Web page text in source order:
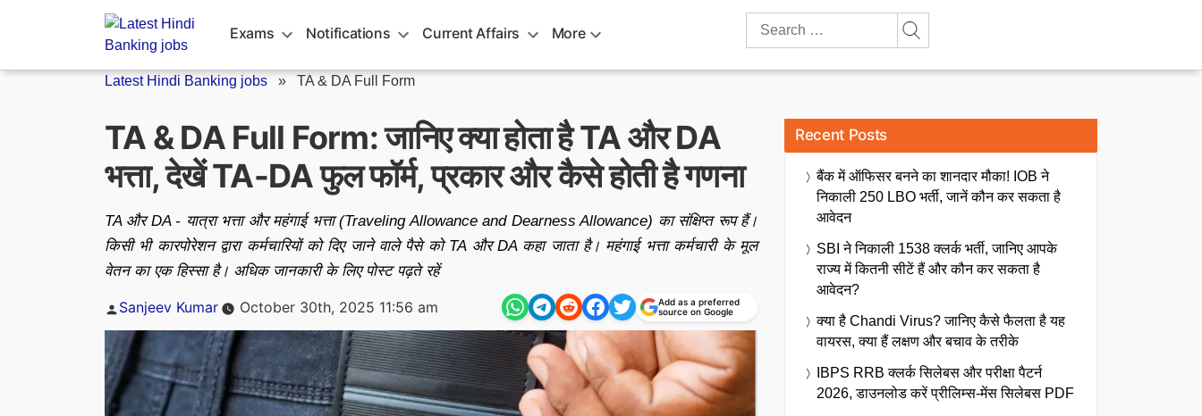
Exams Notifications Current Affairs More
Search
Latest Hindi Banking jobs » TA & DA Full Form
TA & DA Full Form: जानिए क्या होता है TA और DA
भत्ता, देखें TA-DA फुल फॉर्म, प्रकार और कैसे होती है गणना
TA और DA - यात्रा भत्ता और महंगाई भत्ता (Traveling Allowance and Dearness Allowance) का संक्षिप्त रूप हैं।
किसी भी कारपोरेशन द्वारा कर्मचारियों को दिए जाने वाले पैसे को TA और DA कहा जाता है। महंगाई भत्ता कर्मचारी के मूल
वेतन का एक हिस्सा है। अधिक जानकारी के लिए पोस्ट पढ़ते रहें
Posted
Sanjeev Kumar October 30th, 2025 11:56 am
Add as a preferred
source on Google
Recent Posts
बैंक में ऑफिसर बनने का शानदार मौका! IOB ने
निकाली 250 LBO भर्ती, जानें कौन कर सकता है
आवेदन
SBI ने निकाली 1538 क्लर्क भर्ती, जानिए आपके
राज्य में कितनी सीटें हैं और कौन कर सकता है
आवेदन?
क्या है Chandi Virus? जानिए कैसे फैलता है यह
वायरस, क्या हैं लक्षण और बचाव के तरीके
IBPS RRB क्लर्क सिलेबस और परीक्षा पैटर्न
2026, डाउनलोड करें प्रीलिम्स-मेंस सिलेबस PDF